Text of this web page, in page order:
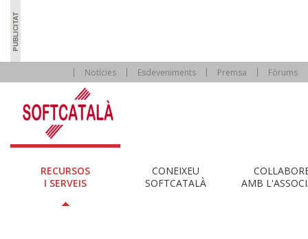
Notícies Esdeveniments Premsa Fòrums
RECURSOS
I SERVEIS
CONEIXEU
SOFTCATALÀ
AMB